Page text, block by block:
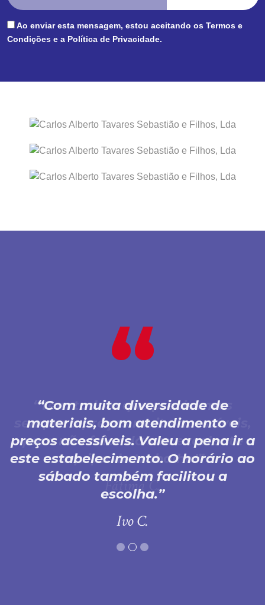
Ao enviar esta mensagem, estou aceitando os Termos e
Condições e a Política de Privacidade.
Com muita diversidade de
materiais, bom atendimento e
preços acessíveis. Valeu a pena ir a
este estabelecimento. O horário ao
sábado também facilitou a
escolha.
Ivo C.